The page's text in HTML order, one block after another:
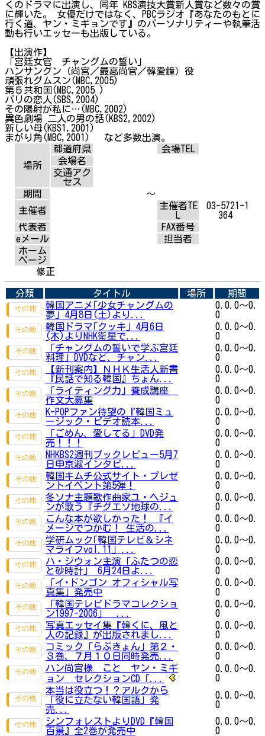
くのドラマに出演し、同年 KBS演技大賞新人賞など数々の賞
に輝いた。 女優だけではなく、PBCラジオ『あなたのもとに
行く道、ヤン・ミギョンです』のパーソナリティーや執筆活
動も行いエッセーも出版している。
【出演作】
「宮廷女官 チャングムの誓い」
ハンサングン（尚宮／最高尚官／韓愛鐘）役
頑張れグムスン(MBC,2005)
第５共和国(MBC,2005 )
パリの恋人(SBS,2004)
その陽射が私に…(MBC,2002)
異色劇場 二人の男の話(KBS2,2002)
新しい母(KBS1,2001)
まがり角(MBC,2001) など多数出演。
場所
都道府県
会場TEL
会場名
交通アク
セス
期間
～
主催者
主催者TE
03-5721-1
364
代表者
FAX番号
eメール
担当者
ホーム
ページ
修正
分類 タイトル 場所
期間
韓国アニメ｢少女チャングムの
夢｣ 4月8日(土)より...
0.0.0～0.
0
韓国ドラマ｢クッキ｣ 4月6日
(木)よりNHK衛星で...
0.0.0～0.
0
「チャングムの誓いで学ぶ宮廷
料理」DVDなど、チャン...
0.0.0～0.
0
【新刊案内】ＮＨＫ生活人新書
『民話で知る韓国』ちょん...
0.0.0～0.
0
「ライティング力」養成講座
作文大募集
0.0.0～0.
0
K-POPファン待望の『韓国ミュ
ージック・ビデオ読本...
0.0.0～0.
0
「ごめん、愛してる」DVD発
売！！！
0.0.0～0.
0
NHKBS2週刊ブックレビュー5月7
日申京淑インタビ...
0.0.0～0.
0
韓国キムチ公式サイト・プレゼ
ントイベント第5弾！
0.0.0～0.
0
冬ソナ主題歌作曲家ユ・ヘジュ
ンが歌う『チグエソ地球の...
0.0.0～0.
0
こんな本が欲しかった！ 『イ
メージでつかむ！ 生活の...
0.0.0～0.
0
学研ムック｢韓国テレビ＆シネ
マライフvol.11｣ ...
0.0.0～0.
0
ハ・ジウォン主演「ふたつの恋
と砂時計」 6月24日よ...
0.0.0～0.
0
「イ･ドンゴン オフィシャル写
真集」発売中
0.0.0～0.
0
「韓国テレビドラマコレクショ
ン1997-2006」 ...
0.0.0～0.
0
写真エッセイ集『韓くに、風と
人の記録』が出版されまし...
0.0.0～0.
0
コミック「らぶきょん」第２・
３巻、７月１０日同時発売...
0.0.0～0.
0
ハン尚宮様 こと ヤン・ミギ
ョン セレクションCD「...
0.0.0～0.
0
本当は役立つ！？アルクから
「役に立たない韓国語」発
売...
0.0.0～0.
0
シンフォレストよりDVD『韓国
百景』全2巻が発売中
0.0.0～0.
0